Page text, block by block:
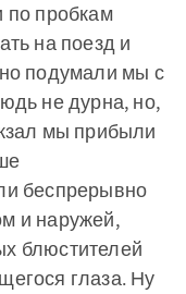
по пробкам
на поезд и
подумали мы с
не дурна, но,
мы прибыли
беспрерывно
и наружей,
блюстителей
глаза. Ну